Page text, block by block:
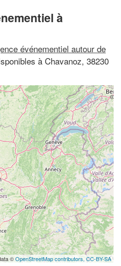
à
événementiel autour de
à Chavanoz, 38230
©OpenStreetMap contributors, CC-BY-SA